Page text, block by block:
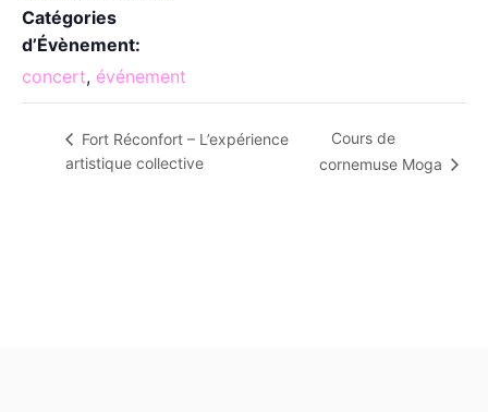
Catégories
d’Évènement:
concert, événement
Fort Réconfort – L’expérience
artistique collective
Cours de
cornemuse Moga